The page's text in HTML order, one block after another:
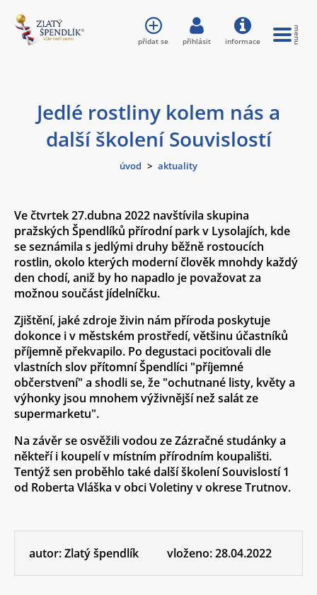
Jedlé rostliny kolem nás a
další školení Souvislostí
úvod > aktuality
Ve čtvrtek 27.dubna 2022 navštívila skupina
pražských Špendlíků přírodní park v Lysolajích, kde
se seznámila s jedlými druhy běžně rostoucích
rostlin, okolo kterých moderní člověk mnohdy každý
den chodí, aniž by ho napadlo je považovat za
možnou součást jídelníčku.
Zjištění, jaké zdroje živin nám příroda poskytuje
dokonce i v městském prostředí, většinu účastníků
příjemně překvapilo. Po degustaci pociťovali dle
vlastních slov přítomní Špendlíci "příjemné
občerstvení" a shodli se, že "ochutnané listy, květy a
výhonky jsou mnohem výživnější než salát ze
supermarketu".
Na závěr se osvěžili vodou ze Zázračné studánky a
někteří i koupelí v místním přírodním koupališti.
Tentýž sen proběhlo také další školení Souvislostí 1
od Roberta Vláška v obci Voletiny v okrese Trutnov.
autor:Zlatý špendlík vloženo:28.04.2022
přidat se přihlásit informace